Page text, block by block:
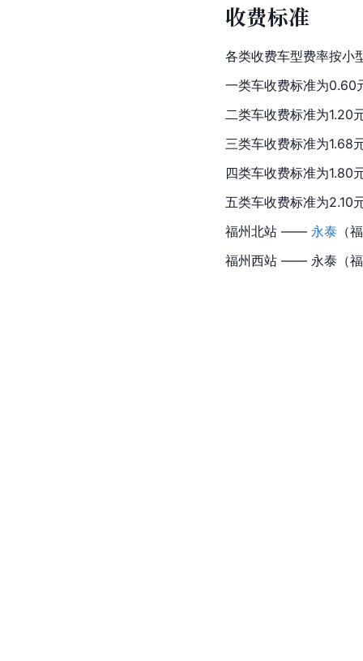
收费标准
各类收费车型费率按小
一类车收费标准为0.60
二类车收费标准为1.20
三类车收费标准为1.68
四类车收费标准为1.80
五类车收费标准为2.10
福州北站 —— 永泰 （
福州西站 —— 永泰（